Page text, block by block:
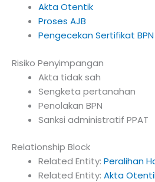
Akta Otentik
Proses AJB
Pengecekan Sertifikat BPN
Risiko Penyimpangan
Akta tidak sah
Sengketa pertanahan
Penolakan BPN
Sanksi administratif PPAT
Relationship Block
Related Entity: Peralihan
Related Entity: Akta